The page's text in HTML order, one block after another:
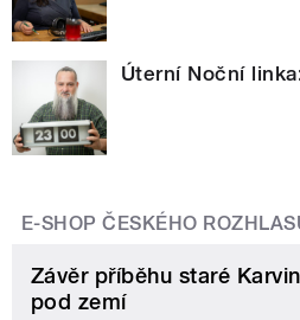
Úterní Noční
E-SHOP ČESKÉHO
Závěr příběhu staré
pod zemí